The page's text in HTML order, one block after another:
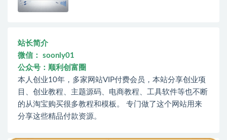
站长简介
微信： soonly01
公众号：顺利创富圈
本人创业10年，多家网站VIP付费会员，本站分享创业项
目、创业教程、主题源码、电商教程、工具软件等也不断
的从淘宝购买很多教程和模板。 专门做了这个网站用来
分享这些精品付款资源。